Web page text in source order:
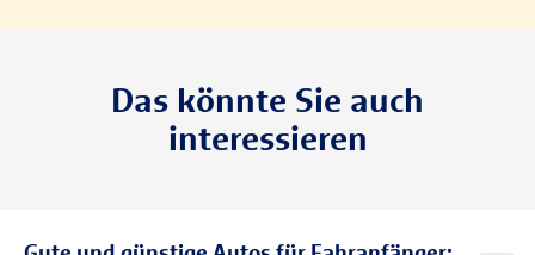
Das könnte Sie auch
interessieren